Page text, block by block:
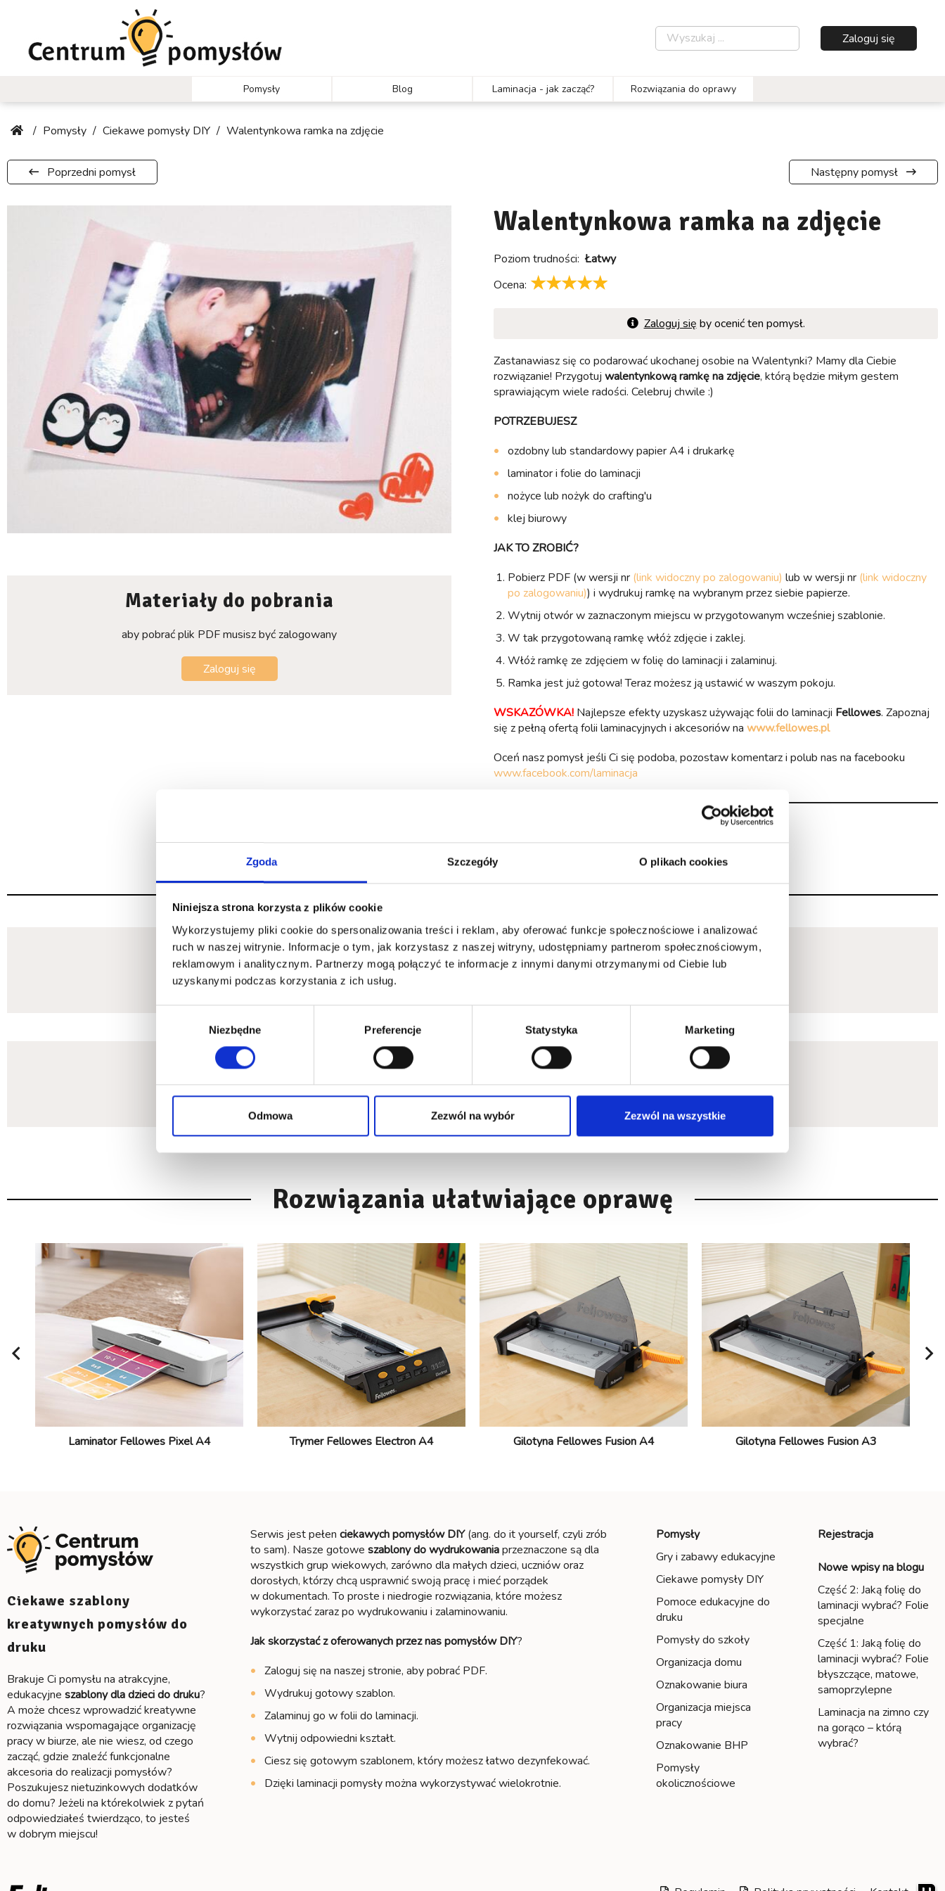
Zgoda Szczegóły O plikach cookies
Niniejsza strona korzysta z plików cookie
Wykorzystujemy pliki cookie do spersonalizowania treści i reklam, aby oferować funkcje społecznościowe i analizować
ruch w naszej witrynie. Informacje o tym, jak korzystasz z naszej witryny, udostępniamy partnerom społecznościowym,
reklamowym i analitycznym. Partnerzy mogą połączyć te informacje z innymi danymi otrzymanymi od Ciebie lub
uzyskanymi podczas korzystania z ich usług.
Niezbędne Preferencje Statystyka Marketing
Odmowa Zezwól na wybór Zezwól na wszystkie
Zaloguj się
Pomysły Blog Laminacja - jak zacząć? Rozwiązania do oprawy
/ Pomysły / Ciekawe pomysły DIY / Walentynkowa ramka na zdjęcie
Poprzedni pomysł Następny pomysł
Materiały do pobrania
aby pobrać plik PDF musisz być zalogowany
Zaloguj się
Walentynkowa ramka na zdjęcie
Poziom trudności:Łatwy
Ocena:
Zaloguj się by ocenić ten pomysł.
Zastanawiasz się co podarować ukochanej osobie na Walentynki? Mamy dla Ciebie
rozwiązanie! Przygotuj walentynkową ramkę na zdjęcie, którą będzie miłym gestem
sprawiającym wiele radości. Celebruj chwile :)
POTRZEBUJESZ
ozdobny lub standardowy papier A4 i drukarkę
laminator i folie do laminacji
nożyce lub nożyk do crafting'u
klej biurowy
JAK TO ZROBIĆ?
Pobierz PDF (w wersji nr (link widoczny po zalogowaniu) lub w wersji nr (link widoczny
po zalogowaniu)) i wydrukuj ramkę na wybranym przez siebie papierze.
Wytnij otwór w zaznaczonym miejscu w przygotowanym wcześniej szablonie.
W tak przygotowaną ramkę włóż zdjęcie i zaklej.
Włóż ramkę ze zdjęciem w folię do laminacji i zalaminuj.
Ramka jest już gotowa! Teraz możesz ją ustawić w waszym pokoju.
WSKAZÓWKA! Najlepsze efekty uzyskasz używając folii do laminacji Fellowes. Zapoznaj
się z pełną ofertą folii laminacyjnych i akcesoriów na www.fellowes.pl
Oceń nasz pomysł jeśli Ci się podoba, pozostaw komentarz i polub nas na facebooku
www.facebook.com/laminacja
Brak komentarzy. Skomentuj tą prace jako pierwszy.
Zaloguj się,żeby móc dodawać komentarze.
Rozwiązania ułatwiające oprawę
Laminator Fellowes Pixel A4 Trymer Fellowes Electron A4 Gilotyna Fellowes Fusion A4 Gilotyna Fellowes Fusion A3
Ciekawe szablony
kreatywnych pomysłów do
druku
Brakuje Ci pomysłu na atrakcyjne,
edukacyjne szablony dla dzieci do druku?
A może chcesz wprowadzić kreatywne
rozwiązania wspomagające organizację
pracy w biurze, ale nie wiesz, od czego
zacząć, gdzie znaleźć funkcjonalne
akcesoria do realizacji pomysłów?
Poszukujesz nietuzinkowych dodatków
do domu? Jeżeli na którekolwiek z pytań
odpowiedziałeś twierdząco, to jesteś
w dobrym miejscu!
Serwis jest pełen ciekawychpomysłów DIY(ang. do it yourself, czyli zrób
to sam). Nasze gotowe szablony do wydrukowaniaprzeznaczone są dla
wszystkich grup wiekowych, zarówno dla małych dzieci, uczniów oraz
dorosłych, którzy chcą usprawnić swoją pracę i mieć porządek
w dokumentach. To proste i niedrogie rozwiązania, które możesz
wykorzystać zaraz po wydrukowaniu i zalaminowaniu.
Jak skorzystać z oferowanych przez nas pomysłów DIY?
Zaloguj się na naszej stronie, aby pobrać PDF.
Wydrukuj gotowy szablon.
Zalaminuj go w folii do laminacji.
Wytnij odpowiedni kształt.
Ciesz się gotowym szablonem, który możesz łatwo dezynfekować.
Dzięki laminacji pomysły można wykorzystywać wielokrotnie.
Pomysły
Gry i zabawy edukacyjne
Ciekawe pomysły DIY
Pomoce edukacyjne do
druku
Pomysły do szkoły
Organizacja domu
Oznakowanie biura
Organizacja miejsca
pracy
Oznakowanie BHP
Pomysły
okolicznościowe
Rejestracja
Nowe wpisy na blogu
Część 2: Jaką folię do
laminacji wybrać? Folie
specjalne
Część 1: Jaką folię do
laminacji wybrać? Folie
błyszczące, matowe,
samoprzylepne
Laminacja na zimno czy
na gorąco – którą
wybrać?